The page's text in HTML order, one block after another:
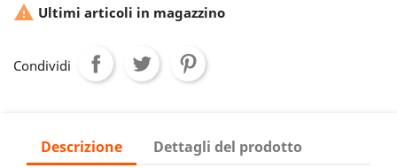
 Ultimi articoli in magazzino
Condividi
Descrizione Dettagli del prodotto